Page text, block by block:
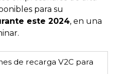
para su
este 2024, en una
de recarga V2C para